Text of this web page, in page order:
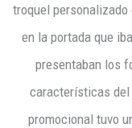
troquel
en la portada que
presentaban los
características del
promocional tuvo